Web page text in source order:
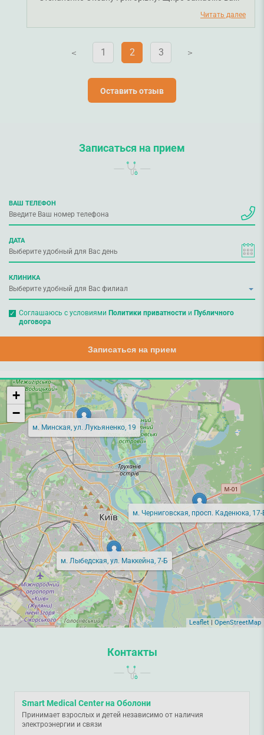
Читать далее
V 1 2 3 V
Оставить отзыв
Записаться на прием
ВАШ ТЕЛЕФОН
ДАТА
КЛИНИКА
Соглашаюсь с условиями Политики приватностии Публичного
договора
Записаться на прием
м. Минская, ул. Лукьяненко, 19
м. Лыбедская, ул. Маккейна, 7-Б
м. Черниговская, просп. Каденюка, 17-
+
−
Leaflet| OpenStreetMap
Контакты
Smart Medical Center на Оболони
Принимает взрослых и детей независимо от наличия
электроэнергии и связи